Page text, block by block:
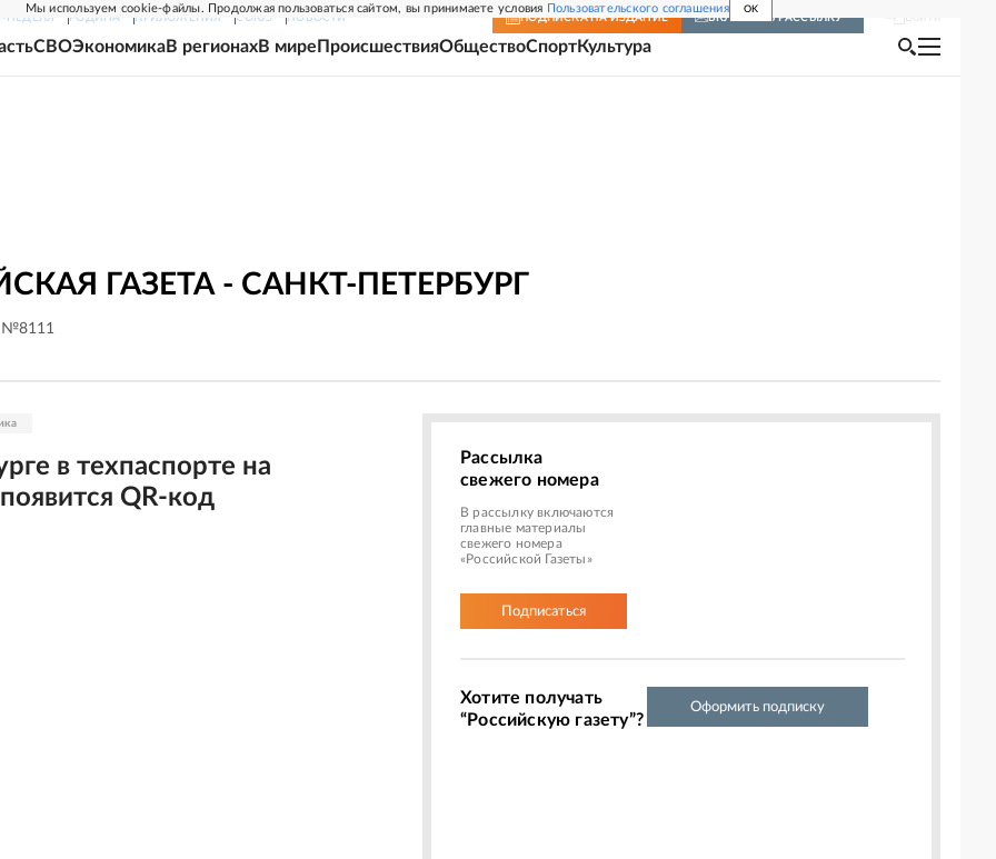
Мы используем cookie-файлы. Продолжая пользоваться сайтом, вы принимаете условия Пользовательского соглашения OK
НЕДЕЛЯ РОДИНА ПРИЛОЖЕНИЯ СОЮЗ НОВОСТИ ПОДПИСКА НА ИЗДАНИЕ ВКЛЮЧИТЬ РАССЫЛКУ
СВОЭкономикаВ регионахВ мире ПроисшествияОбществоСпортКультура
ГАЗЕТА - САНКТ-ПЕТЕРБУРГ
№8111
в техпаспорте на
QR-код
Рассылка
свежего номера
В рассылку включаются
главные материалы
свежего номера
«Российской Газеты»
Подписаться
Хотите получать
“Российскую газету”?
Оформить подписку